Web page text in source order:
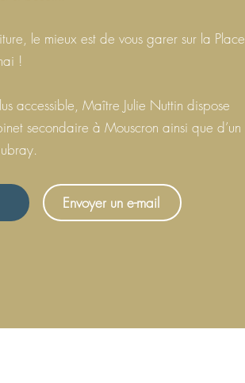
le mieux est de vous garer sur la Place
!
accessible, Maître Julie Nuttin dispose
secondaire à Mouscron ainsi que d’un
Envoyer un e-mail